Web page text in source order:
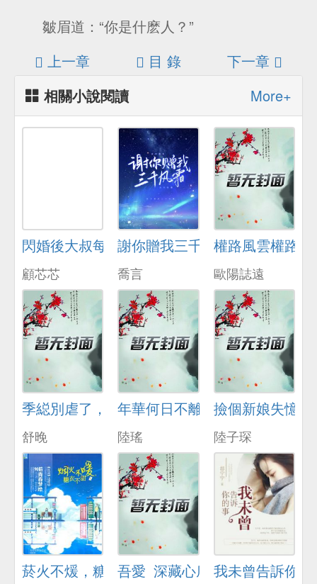
皺眉道：“你是什麽人？”
上一章
目 錄
下一章
相關小說閱讀
More+
閃婚後大叔每天狂寵我
顧芯芯
謝你贈我三千風霜
喬言
權路風雲權路風
歐陽誌遠
季縂別虐了，舒小姐已嫁人
舒晚
年華何日不離傷
陸瑤
撿個新娘失憶了
陸子琛
菸火不煖，糖衣不甜吾愛_深藏心底 我未曾告訴你的